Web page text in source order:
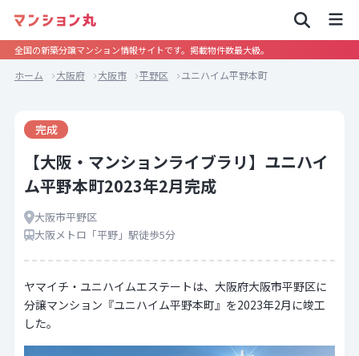
全国の新築分譲マンション情報サイトです。掲載物件数最大級。
ホーム 大阪府 大阪市 平野区 ユニハイム平野本町
完成
【大阪・マンションライブラリ】ユニハイ
ム平野本町2023年2月完成
大阪市平野区
大阪メトロ「平野」駅徒歩5分
ヤマイチ・ユニハイムエステートは、大阪府大阪市平野区に
分譲マンション『ユニハイム平野本町』を2023年2月に竣工
した。